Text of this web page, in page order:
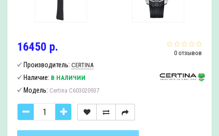
0 отзывов
16450 р.
Производитель: CERTINA
Наличие: В НАЛИЧИИ
Модель: Certina C603020937